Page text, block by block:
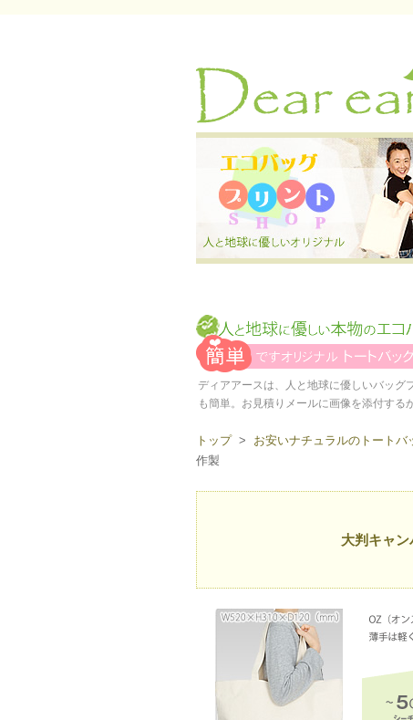
ディアアースは、人と地球に優しいバッグ
も簡単。お見積りメールに画像を添付する
トップ> お安いナチュラルのトート
作製
大判キャン